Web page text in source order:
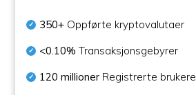
350+ Oppførte kryptovalutaer
<0.10% Transaksjonsgebyrer
120 millioner Registrerte brukere